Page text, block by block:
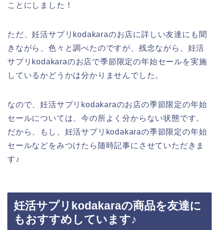
ことにしました！
ただ、妊活サプリkodakaraのお店に詳しい友達にも聞
きながら、色々と調べたのですが、残念ながら、妊活
サプリkodakaraのお店で季節限定の年始セールを実施
しているかどうかは分かりませんでした。
なので、妊活サプリkodakaraのお店の季節限定の年始
セールについては、今の所よく分からない状態です。
だから、もし、妊活サプリkodakaraの季節限定の年始
セールなどをみつけたら随時記事にさせていただきま
す♪
妊活サプリkodakaraの商品を友達に
もおすすめしています♪